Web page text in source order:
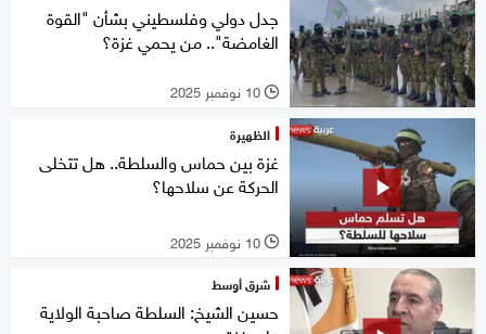
جدل دولي وفلسطيني بشأن "القوة
الغامضة".. من يحمي غزة؟
l 10 نوفمبر 2025
الظهيرة
غزة بين حماس والسلطة.. هل تتخلى
الحركة عن سلاحها؟
l 10 نوفمبر 2025
شرق أوسط
حسين الشيخ: السلطة صاحبة الولاية